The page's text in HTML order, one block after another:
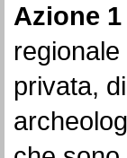
Azione 1
privata,